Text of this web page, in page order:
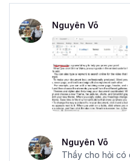
Nguyên Võ
Nguyên Võ
Thầy cho hỏi có